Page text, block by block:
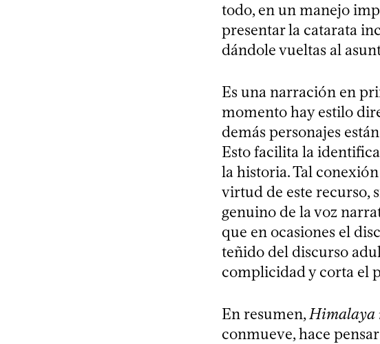
todo, en un manejo
presentar la catarata
dándole vueltas al
Es una narración en
momento hay estilo
demás personajes
Esto facilita la
la historia. Tal
virtud de este recurso,
genuino de la voz
que en ocasiones el
teñido del discurso
complicidad y corta el
En resumen,Himalaya
conmueve, hace